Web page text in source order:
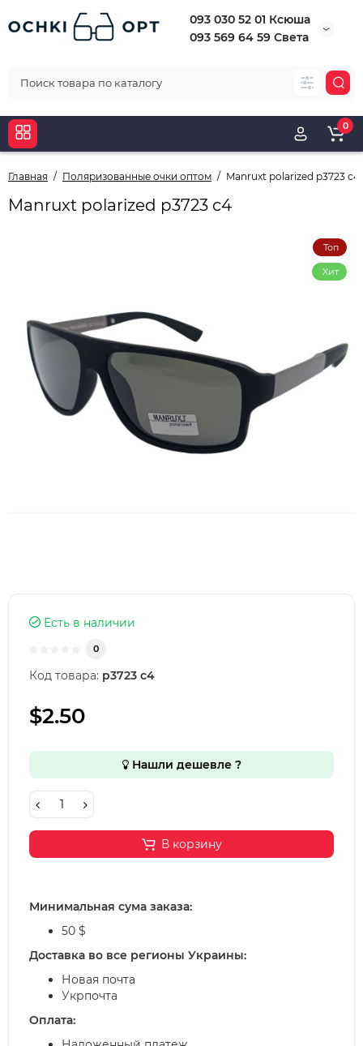
093 030 52 01 Ксюша
093 569 64 59 Света
0
Главная Поляризованные очки оптом Manruxt polarized p3723 c4
Manruxt polarized p3723 c4
Топ
Хит
Есть в наличии
0
Код товара: p3723 c4
$2.50
Нашли дешевле ?
В корзину
Минимальная сума заказа:
50 $
Доставка во все регионы Украины:
Новая почта
Укрпочта
Оплата: